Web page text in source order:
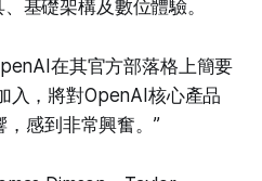
基礎架構及數位體驗。
在其官方部落格上簡要
入，將對OpenAI核心產品
感到非常興奮。”